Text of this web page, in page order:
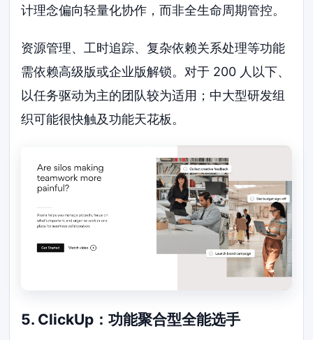
计理念偏向轻量化协作，而非全生命周期管控。
资源管理、工时追踪、复杂依赖关系处理等功能
需依赖高级版或企业版解锁。对于 200 人以下、
以任务驱动为主的团队较为适用；中大型研发组
织可能很快触及功能天花板。
5. ClickUp：功能聚合型全能选手